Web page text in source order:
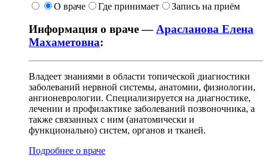
О враче
Где принимает Запись на приём
Информация о враче —Арасланова Елена
Махаметовна:
Владеет знаниями в области топической диагностики
заболеваний нервной системы, анатомии, физиологии,
ангионеврологии. Специализируется на диагностике,
лечении и профилактике заболеваний позвоночника, а
также связанных с ним (анатомически и
функционально) систем, органов и тканей.
Подробнее о враче